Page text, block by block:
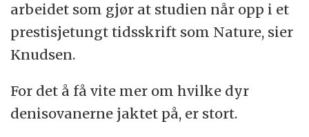
arbeidet som gjør at studien når opp i et
prestisjetungt tidsskrift som Nature, sier
Knudsen.
For det å få vite mer om hvilke dyr
denisovanerne jaktet på, er stort.